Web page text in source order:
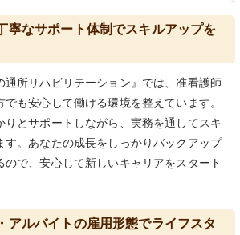
寧なサポート体制でスキルアップを
通所リハビリテーション』では、准看護師
も安心して働ける環境を整えています。
りとサポートしながら、実務を通してスキ
す。あなたの成長をしっかりバックアップ
で、安心して新しいキャリアをスタート
アルバイトの雇用形態でライフスタ